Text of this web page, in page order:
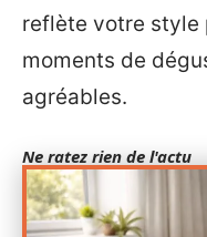
reflète votre style
moments de
agréables.
Ne ratez rien de l'actu